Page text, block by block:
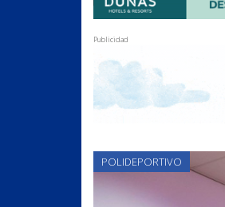
Publicidad
POLIDEPORTIVO